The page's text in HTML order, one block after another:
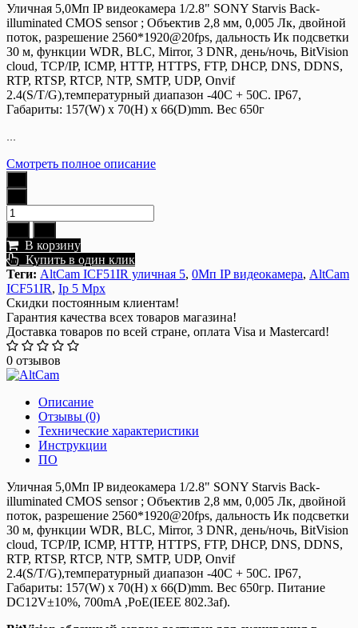
Уличная 5,0Мп IP видеокамера 1/2.8" SONY Starvis Back-
illuminated CMOS sensor ; Объектив 2,8 мм, 0,005 Лк, двойной
поток, разрешение 2560*1920@20fps, дальность Ик подсветки
30 м, функции WDR, BLC, Mirror, 3 DNR, день/ночь, BitVision
cloud, TCP/IP, ICMP, HTTP, HTTPS, FTP, DHCP, DNS, DDNS,
RTP, RTSP, RTCP, NTP, SMTP, UDP, Onvif
2.4(S/T/G),температурный диапазон -40С + 50С. IP67,
Габариты: 157(W) x 70(H) x 66(D)mm. Вес 650г
...
Смотреть полное описание
В корзину
Купить в один клик
Теги: AltCam ICF51IR уличная 5, 0Мп IP видеокамера, AltCam
ICF51IR, Ip 5 Mpx
Скидки постоянным клиентам!
Гарантия качества всех товаров магазина!
Доставка товаров по всей стране, оплата Visa и Mastercard!
0 отзывов
Описание
Отзывы (0)
Технические характеристики
Инструкции
ПО
Уличная 5,0Мп IP видеокамера 1/2.8" SONY Starvis Back-
illuminated CMOS sensor ; Объектив 2,8 мм, 0,005 Лк, двойной
поток, разрешение 2560*1920@20fps, дальность Ик подсветки
30 м, функции WDR, BLC, Mirror, 3 DNR, день/ночь, BitVision
cloud, TCP/IP, ICMP, HTTP, HTTPS, FTP, DHCP, DNS, DDNS,
RTP, RTSP, RTCP, NTP, SMTP, UDP, Onvif
2.4(S/T/G),температурный диапазон -40С + 50С. IP67,
Габариты: 157(W) x 70(H) x 66(D)mm. Вес 650гр. Питание
DC12V±10%, 700mA ,PoE(IEEE 802.3af).